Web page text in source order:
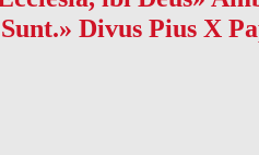
Sunt.» Divus Pius X